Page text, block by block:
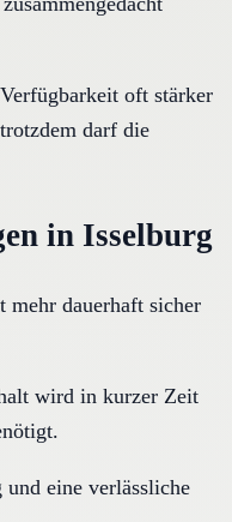
oft stärker
darf die
in Isselburg
mehr dauerhaft sicher
wird in kurzer Zeit
eine verlässliche